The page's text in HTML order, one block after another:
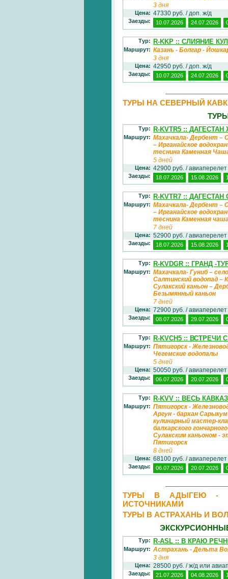
3 дня
Цена: 47330 руб. / доп. ж/д
Заезды: 10.07.2026 24.07.2026
Тур: R-KKP :: СЛИЯНИЕ
Маршрут: Казань - Болгар -
3 дня
Цена: 42950 руб. / доп. ж/д
Заезды: 10.07.2026 24.07.2026
ТУРЫ НА СЕВЕРНЫЙ
Тур: R-KVTR5 ::
Маршрут: Махачкала- Дербент –
– Ирганайское
теснина Каменная
5 дней
Цена: 42900 руб. /
Заезды: 18.07.2026 15.08.2026
Тур: R-KVTR7 ::
Маршрут: Махачкала- Дербент –
– Ирганайское
теснина Каменная
7 дней
Цена: 52900 руб. /
Заезды: 18.07.2026 15.08.2026
Тур: R-KVDGR :: ГРАНД -
Маршрут: Махачкала- Гуниб –
Салтинский водопад –
Сулакский каньон –
Безымянный каньон
7 дней
Цена: 72900 руб. /
Заезды: 08.07.2026 29.07.2026
Тур: R-KVCH5 :: ВСТРЕЧИ
Маршрут: Пятигорск -
Чегемские водопалы
5 дней
Цена: 50050 руб. /
Заезды: 06.07.2026 20.07.2026
Тур: R-KVV :: ВЕСЬ
Маршрут: Пятигорск -
Аргун - бархан
кулинарный мастер-
балхарского
Сулакским каньоном -
Пятигорск
8 дней
Цена: 68100 руб. /
Заезды: 06.07.2026 20.07.2026
ТУРЫ В АДЫГЕЮ -
ИСТОЧНИКАМИ
ТУРЫ В АСТРАХАНЬ И
Тур: R-ASL :: В КРАЮ
Маршрут: Астрахань - Дельта
3 дня
Цена: 28500 руб. / ж/д или
Заезды: 21.07.2026 04.08.2026